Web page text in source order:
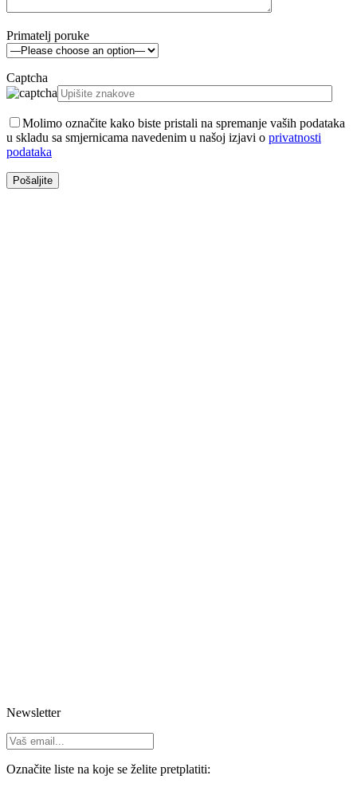
Primatelj poruke
Captcha
Molimo označite kako biste pristali na spremanje vaših podataka
u skladu sa smjernicama navedenim u našoj izjavi o privatnosti
podataka
Newsletter
Označite liste na koje se želite pretplatiti: